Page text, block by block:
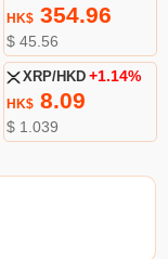
HK$354.96
$ 45.56
XRP/HKD +1.14%
HK$8.09
$ 1.039